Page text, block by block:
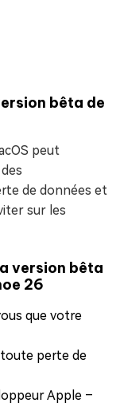
bêta de
peut
de données et
sur les
version bêta
26
que votre
perte de
Apple –